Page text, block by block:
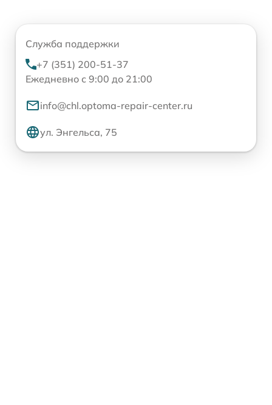
Служба поддержки
+7 (351) 200-51-37
Ежедневно с 9:00 до 21:00
info@chl.optoma-repair-center.ru
ул. Энгельса, 75